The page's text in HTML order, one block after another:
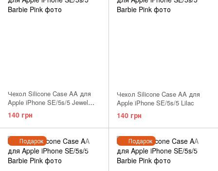
Чехол Silicone Case AA для
Apple iPhone SE/5s/5 Jewel
Green
140 грн
Чехол Silicone Case AA для
Apple iPhone SE/5s/5 Lilac
140 грн
Подарок Подарок